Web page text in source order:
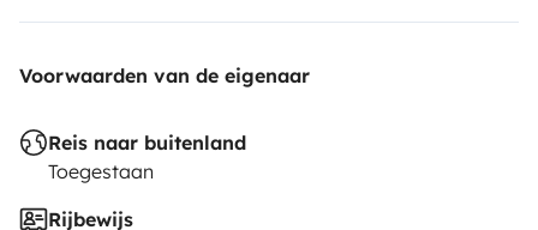
Voorwaarden van de eigenaar
Reis naar buitenland
Toegestaan
Rijbewijs